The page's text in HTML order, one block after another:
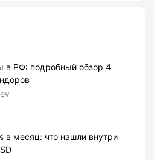
в РФ: подробный обзор 4
в месяц: что нашли внутри